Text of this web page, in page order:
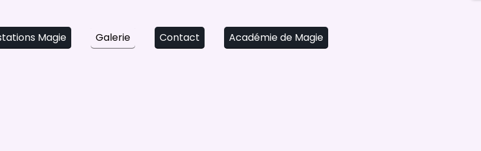
Magie Galerie Contact Académie de Magie